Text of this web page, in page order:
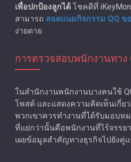
เพื่อปกป้องลูกได้ โชคดีที่
สามารถ สอดแนมกิจกรรม QQ ข
ง่ายดาย
การตรวจสอบพนักงานทาง
ในสํานักงานพนักงานบางคนใช้
โพสต์ และแสดงความคิดเห็นเกี่ย
พวกเขาควรทํางานที่ได้รับมอบหม
ที่แย่กว่านั้นคือพนักงานที่ไร้จรรย
เผยข้อมูลสำคัญทางธุรกิจไปยังคู่